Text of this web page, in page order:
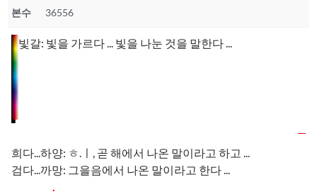
본수 36556
빛갈: 빛을 가르다 ... 빛을 나눈 것을 말한다 ...
희다...하양: ㅎ.ㅣ, 곧 해에서 나온 말이라고 하고 ...
검다...까망: 그을음에서 나온 말이라고 한다 ...
.